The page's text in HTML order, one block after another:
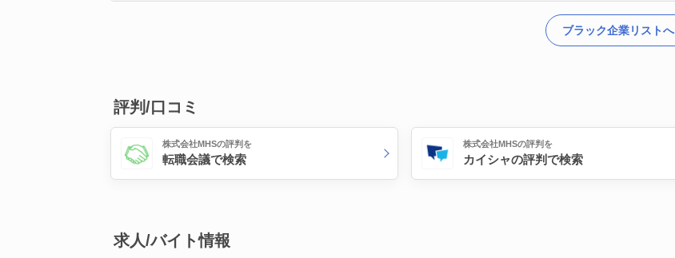
ブラック企業リストへ
評判/口コミ
株式会社MHSの評判を
転職会議で検索
株式会社MHSの評判を
カイシャの評判で検索
求人/バイト情報